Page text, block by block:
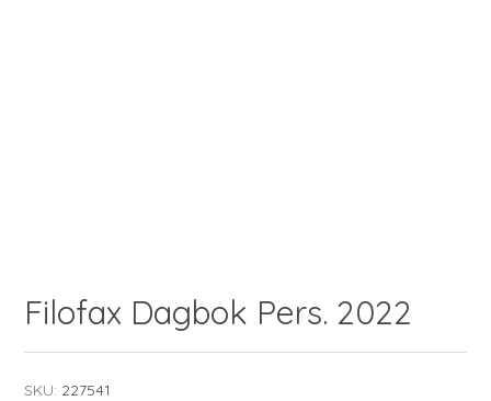
Filofax Dagbok Pers. 2022
SKU: 227541